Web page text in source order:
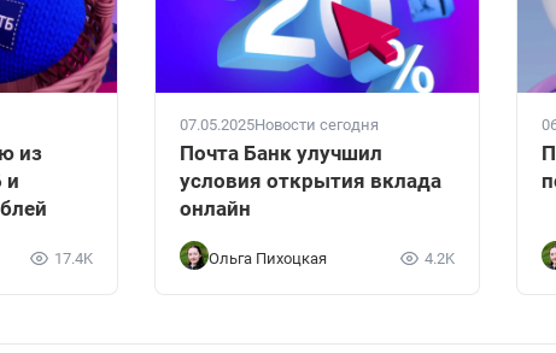
из
и
17.4K
07.05.2025Новости сегодня
Почта Банк улучшил
условия открытия вклада
онлайн
Ольга Пихоцкая 4.2K